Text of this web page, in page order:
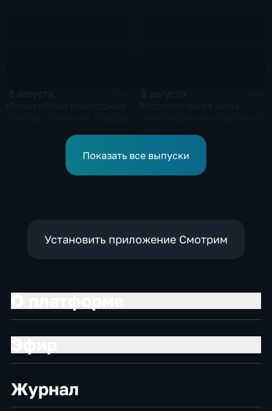
европейской засухи
Показать все выпуски
Установить приложение Смотрим
Журнал